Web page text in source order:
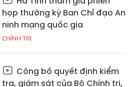
họp thường kỳ Ban Chỉ đạo An
ninh mạng quốc gia
CHÍNH TRỊ
Công bố quyết định kiểm
tra, giám sát của Bộ Chính trị,